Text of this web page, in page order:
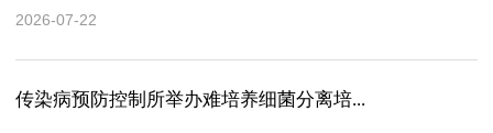
2026-07-22
传染病预防控制所举办难培养细菌分离培...